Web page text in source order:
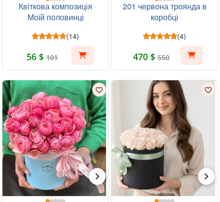
Квіткова композиція
Моїй половинці
(14)
56 $ 101
201 червона троянда в
коробці
(4)
470 $ 550